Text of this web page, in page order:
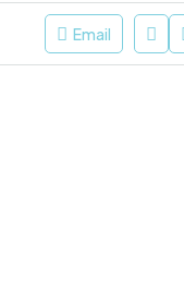
Email